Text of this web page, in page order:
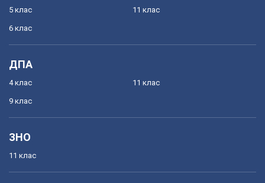
5 клас
6 клас
11 клас
ДПА
4 клас
9 клас
11 клас
ЗНО
11 клас